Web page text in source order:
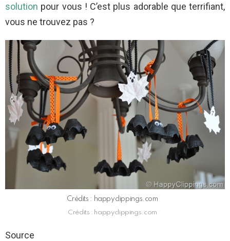
solution pour vous ! C’est plus adorable que terrifiant,
vous ne trouvez pas ?
Crédits : happyclippings.com
Crédits : happyclippings.com
Source